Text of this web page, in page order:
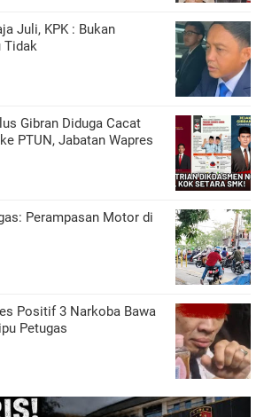
Juli, KPK : Bukan
Tidak
Gibran Diduga Cacat
PTUN, Jabatan Wapres
Perampasan Motor di
Positif 3 Narkoba Bawa
Petugas